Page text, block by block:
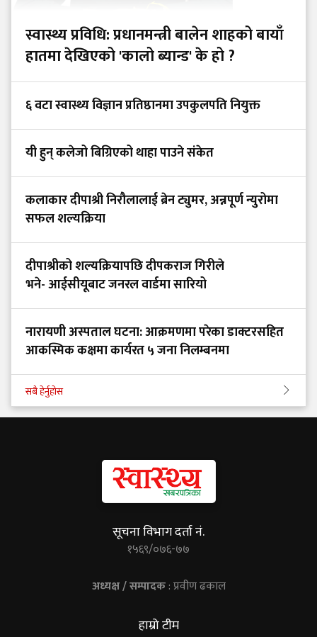
स्वास्थ्य प्रविधि: प्रधानमन्त्री बालेन शाहको बायाँ
हातमा देखिएको 'कालो ब्यान्ड' के हो ?
६ वटा स्वास्थ्य विज्ञान प्रतिष्ठानमा उपकुलपति नियुक्त
यी हुन् कलेजो बिग्रिएको थाहा पाउने संकेत
कलाकार दीपाश्री निरौलालाई ब्रेन ट्युमर, अन्नपूर्ण न्युरोमा
सफल शल्यक्रिया
दीपाश्रीको शल्यक्रियापछि दीपकराज गिरीले
भने- आईसीयूबाट जनरल वार्डमा सारियो
नारायणी अस्पताल घटना: आक्रमणमा परेका डाक्टरसहित
आकस्मिक कक्षमा कार्यरत ५ जना निलम्बनमा
सबै हेर्नुहोस
सूचना विभाग दर्ता नं.
१५६९/०७६-७७
अध्यक्ष / सम्पादक: प्रवीण ढकाल
हाम्रो टीम